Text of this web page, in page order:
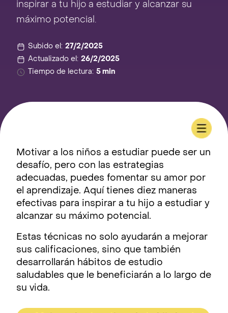
inspirar a tu hijo a estudiar y alcanzar su
máximo potencial.
Subido el: 27/2/2025
Actualizado el: 26/2/2025
Tiempo de lectura: 5 min
Motivar a los niños a estudiar puede ser un
desafío, pero con las estrategias
adecuadas, puedes fomentar su amor por
el aprendizaje. Aquí tienes diez maneras
efectivas para inspirar a tu hijo a estudiar y
alcanzar su máximo potencial.
Estas técnicas no solo ayudarán a mejorar
sus calificaciones, sino que también
desarrollarán hábitos de estudio
saludables que le beneficiarán a lo largo de
su vida.